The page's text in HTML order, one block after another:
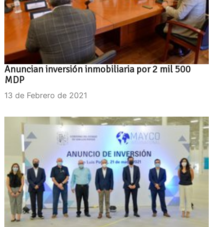
Anuncian inversión inmobiliaria por 2 mil 500
MDP
13 de Febrero de 2021